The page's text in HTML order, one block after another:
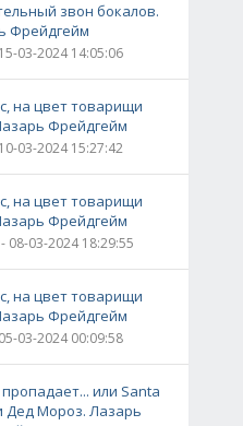
звон бокалов.
Фрейдгейм
03-2024 14:05:06
на цвет товарищи
Фрейдгейм
03-2024 15:27:42
на цвет товарищи
Фрейдгейм
- 08-03-2024 18:29:55
на цвет товарищи
Фрейдгейм
03-2024 00:09:58
или Santa
Дед Мороз. Лазарь